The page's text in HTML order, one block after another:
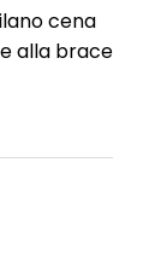
cena
alla brace